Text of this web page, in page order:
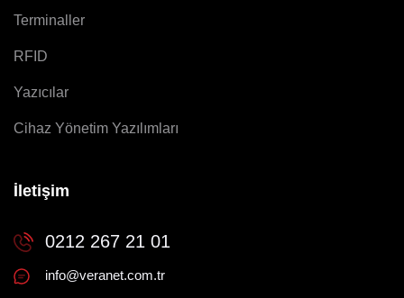
Terminaller
RFID
Yazıcılar
Cihaz Yönetim Yazılımları
İletişim
0212 267 21 01
info@veranet.com.tr